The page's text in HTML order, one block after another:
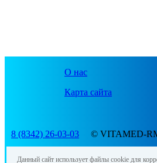
О нас
Карта сайта
8 (8342) 26-03-03 © VITAMED-
Данный сайт использует файлы cookie для